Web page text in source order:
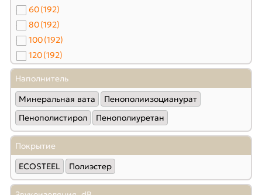
60(192)
80(192)
100(192)
120(192)
140(190)
150(192)
160(192)
180(192)
200(192)
250(192)
300(192)
Наполнитель
Минеральная вата
Пенополиизоцианурат
Пенополистирол
Пенополиуретан
Покрытие
ECOSTEEL
Полиэстер